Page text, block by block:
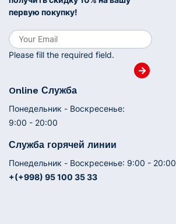
первую покупку!
Please fill the required field.
Online Служба
Понедельник - Воскресенье:
9:00 - 20:00
Служба горячей линии
Понедельник - Воскресенье: 9:00 - 20:00
+(+998) 95 100 35 33